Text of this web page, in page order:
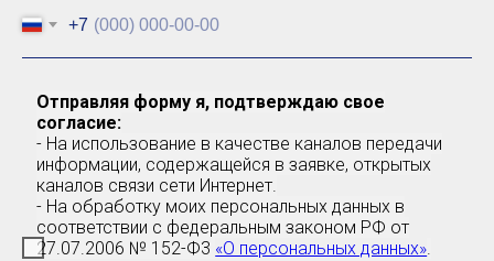
+7
Отправляя форму я, подтверждаю свое
согласие:
- На использование в качестве каналов передачи
информации, содержащейся в заявке, открытых
каналов связи сети Интернет.
- На обработку моих персональных данных в
соответствии с федеральным законом РФ от
27.07.2006 № 152-Ф3 «О персональных данных».